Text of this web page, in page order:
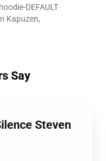
DEFAULT
Kapuzen,
Say
Steven